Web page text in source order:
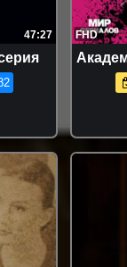
47:27 FHD